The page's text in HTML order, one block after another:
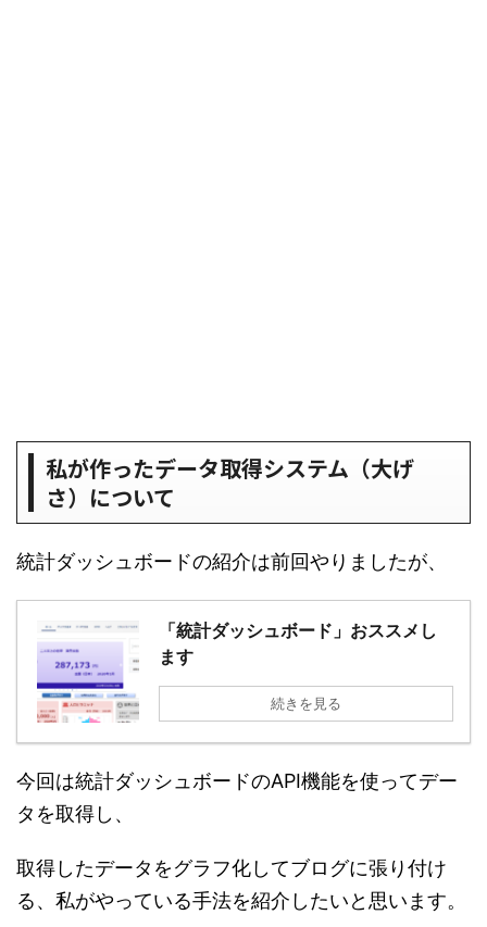
私が作ったデータ取得システム（大げ
さ）について
統計ダッシュボードの紹介は前回やりましたが、
「統計ダッシュボード」おススメし
ます
続きを見る
今回は統計ダッシュボードのAPI機能を使ってデー
タを取得し、
取得したデータをグラフ化してブログに張り付け
る、私がやっている手法を紹介したいと思います。